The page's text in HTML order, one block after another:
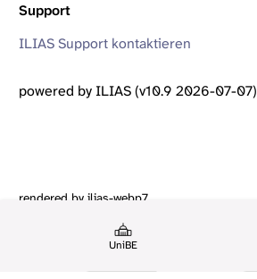
UniBE
Support
ILIAS Support kontaktieren
powered by ILIAS (v10.9 2026-07-07)
rendered by ilias-webp7